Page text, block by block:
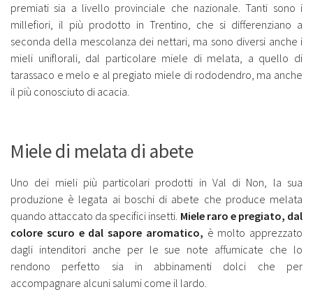
premiati sia a livello provinciale che nazionale. Tanti sono i
millefiori, il più prodotto in Trentino, che si differenziano a
seconda della mescolanza dei nettari, ma sono diversi anche i
mieli uniflorali, dal particolare miele di melata, a quello di
tarassaco e melo e al pregiato miele di rododendro, ma anche
il più conosciuto di acacia.
Miele di melata di abete
Uno dei mieli più particolari prodotti in Val di Non, la sua
produzione è legata ai boschi di abete che produce melata
quando attaccato da specifici insetti. Miele raro e pregiato, dal
colore scuro e dal sapore aromatico, è molto apprezzato
dagli intenditori anche per le sue note affumicate che lo
rendono perfetto sia in abbinamenti dolci che per
accompagnare alcuni salumi come il lardo.